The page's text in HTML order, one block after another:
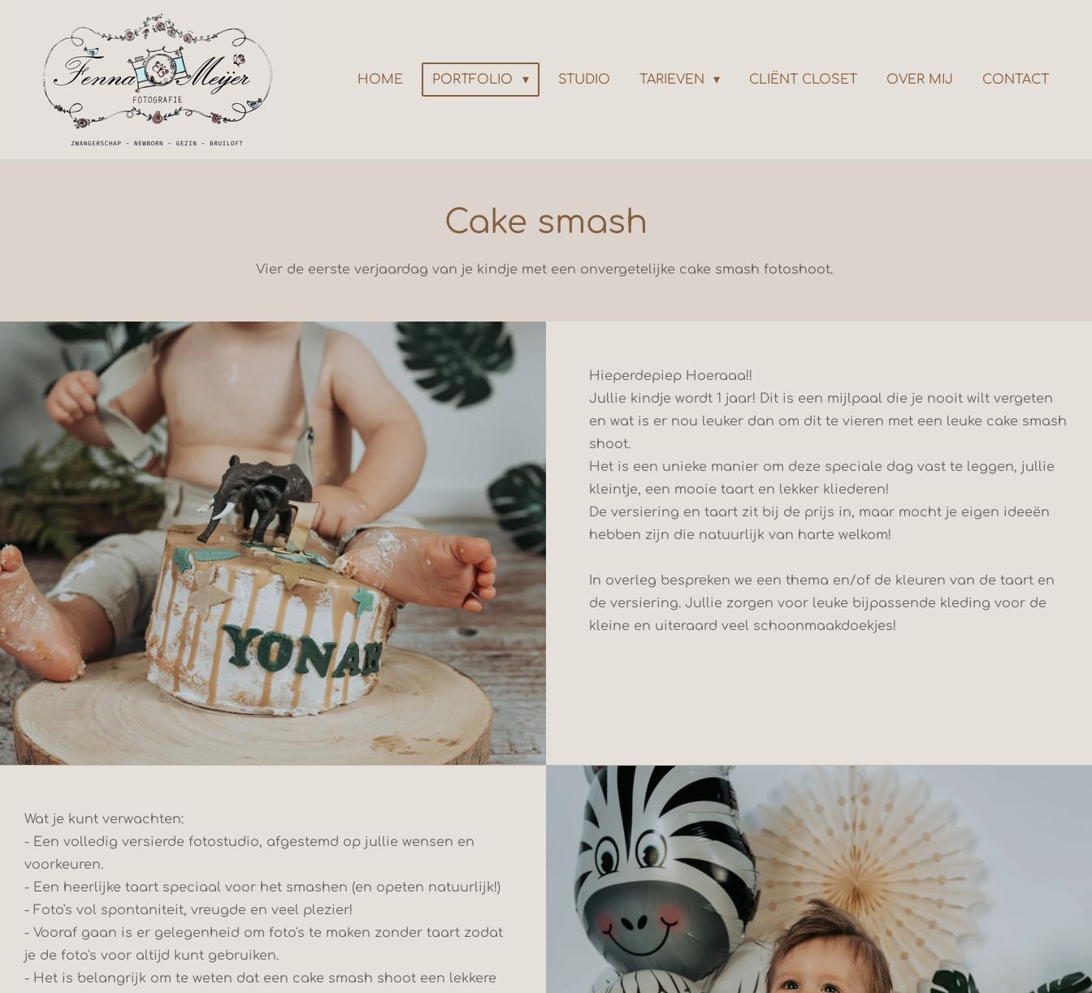
hoofdinhoud
HOME PORTFOLIO STUDIO TARIEVEN CLIËNT CLOSET OVER MIJ CONTACT
Cake smash
Vier de eerste verjaardag van je kindje met een onvergetelijke cake smash fotoshoot.
Hieperdepiep Hoeraaa!!
Jullie kindje wordt 1 jaar! Dit is een mijlpaal die je nooit wilt vergeten
en wat is er nou leuker dan om dit te vieren met een leuke cake smash
shoot.
Het is een unieke manier om deze speciale dag vast te leggen, jullie
kleintje, een mooie taart en lekker kliederen!
De versiering en taart zit bij de prijs in, maar mocht je eigen ideeën
hebben zijn die natuurlijk van harte welkom!
In overleg bespreken we een thema en/of de kleuren van de taart en
de versiering. Jullie zorgen voor leuke bijpassende kleding voor de
kleine en uiteraard veel schoonmaakdoekjes!
Wat je kunt verwachten:
- Een volledig versierde fotostudio, afgestemd op jullie wensen en
voorkeuren.
- Een heerlijke taart speciaal voor het smashen (en opeten natuurlijk!)
- Foto's vol spontaniteit, vreugde en veel plezier!
- Vooraf gaan is er gelegenheid om foto's te maken zonder taart zodat
je de foto's voor altijd kunt gebruiken.
- Het is belangrijk om te weten dat een cake smash shoot een lekkere